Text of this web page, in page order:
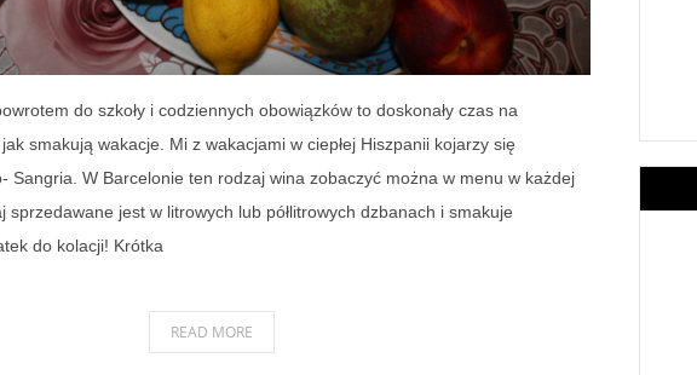
do szkoły i codziennych obowiązków to doskonały czas na
smakują wakacje. Mi z wakacjami w ciepłej Hiszpanii kojarzy się
Sangria. W Barcelonie ten rodzaj wina zobaczyć można w menu w każdej
sprzedawane jest w litrowych lub półlitrowych dzbanach i smakuje
do kolacji! Krótka
READ MORE